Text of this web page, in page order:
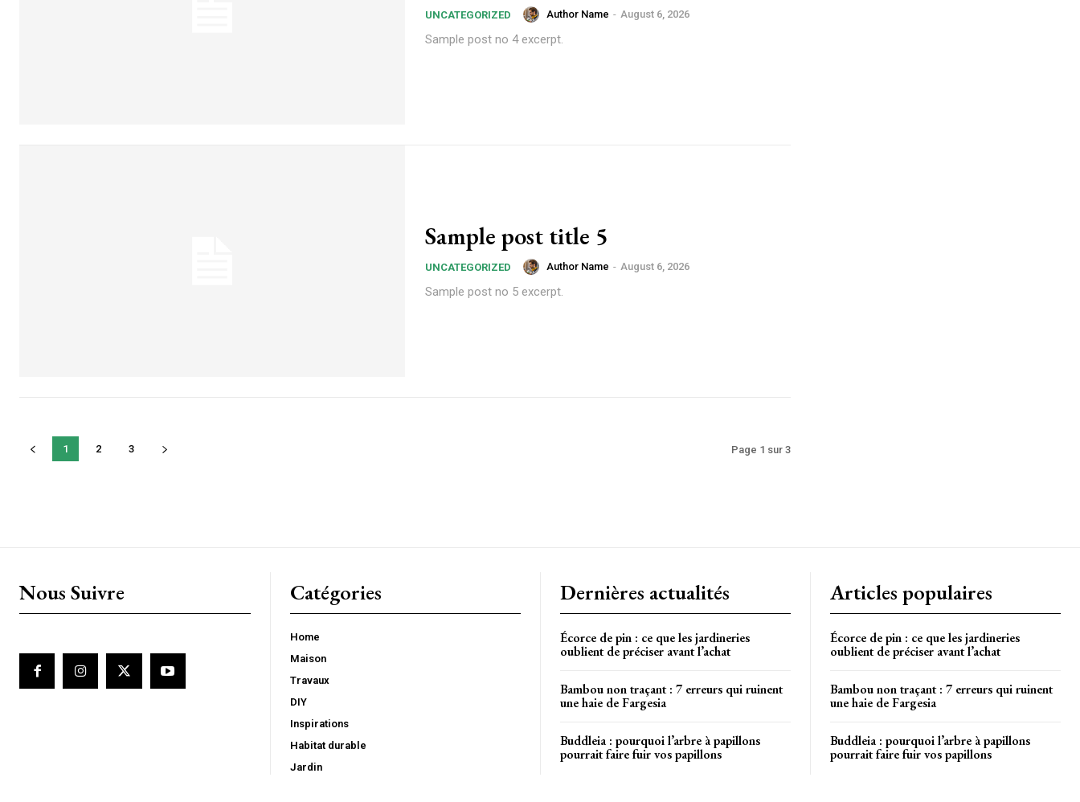
UNCATEGORIZED Author Name - August 6, 2026
Sample post no 4 excerpt.
Sample post title 5
UNCATEGORIZED Author Name - August 6, 2026
Sample post no 5 excerpt.
1 2 3 Page 1 sur 3
Nous Suivre Catégories
Home
Maison
Travaux
DIY
Inspirations
Habitat durable
Jardin
Dernières actualités
Écorce de pin : ce que les jardineries
oublient de préciser avant l’achat
Bambou non traçant : 7 erreurs qui ruinent
une haie de Fargesia
Buddleia : pourquoi l’arbre à papillons
pourrait faire fuir vos papillons
Articles populaires
Écorce de pin : ce que les jardineries
oublient de préciser avant l’achat
Bambou non traçant : 7 erreurs qui ruinent
une haie de Fargesia
Buddleia : pourquoi l’arbre à papillons
pourrait faire fuir vos papillons